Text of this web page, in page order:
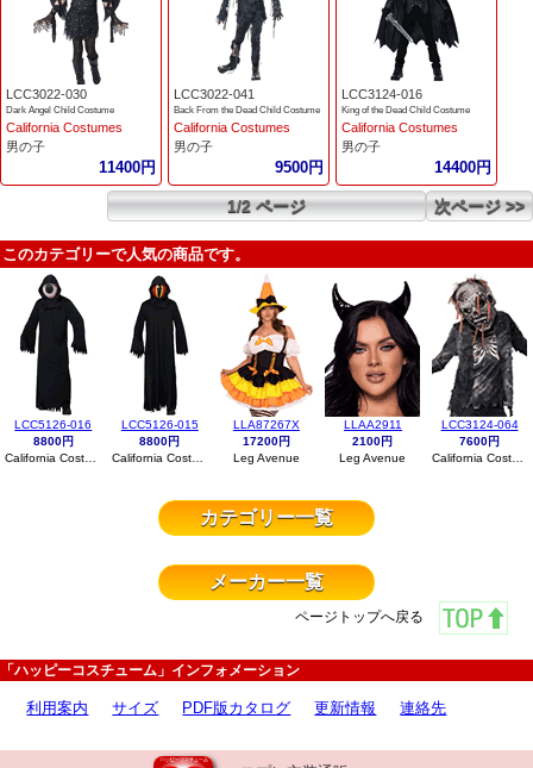
LCC3022-030
Dark Angel Child Costume
California Costumes
男の子
11400円
LCC3022-041
Back From the Dead Child Costume
California Costumes
男の子
9500円
LCC3124-016
King of the Dead Child Costume
California Costumes
男の子
14400円
1/2 ページ 次ページ >>
このカテゴリーで人気の商品です。
LCC5126-016
8800円
LCC5126-015
8800円
LLA87267X
17200円
Leg Avenue
LLAA2911
2100円
Leg Avenue
LCC3124-064
7600円
California Costumes
カテゴリー一覧
メーカー一覧
ページトップへ戻る
「ハッピーコスチューム」インフォメーション
利用案内 サイズ PDF版カタログ 更新情報 連絡先